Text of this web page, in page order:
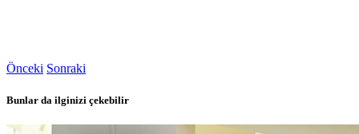
Önceki Sonraki
Bunlar da ilginizi çekebilir